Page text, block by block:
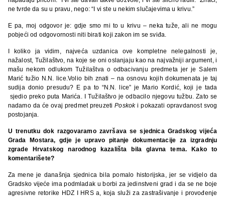
ne tvrde da su u pravu, nego: “I vi ste u nekim slučajevima u krivu.”
E pa, moj odgovor je: gdje smo mi to u krivu – neka tuže, ali ne mogu
pobjeći od odgovornosti niti birati koji zakon im se sviđa.
I koliko ja vidim, najveća uzdanica ove kompletne nelegalnosti je,
nažalost, Tužilaštvo, na koje se oni oslanjaju kao na najvažniji argument, i
mašu nekom odlukom Tužilaštva o odbacivanju predmeta jer je Salem
Marić tužio N.N. lice.Volio bih znati – na osnovu kojih dokumenata je taj
sudija donio presudu? E pa to “N.N. lice” je Mario Kordić, koji je tada
sjedio preko puta Marića. I Tužilaštvo je odbacilo njegovu tužbu. Zato se
nadamo da će ovaj predmet preuzetiPoskoki pokazati opravdanost svog
postojanja.
U trenutku dok razgovaramo završava se sjednica Gradskog vijeća
Grada Mostara, gdje je upravo pitanje dokumentacije za izgradnju
zgrade Hrvatskog narodnog kazališta bila glavna tema. Kako to
komentarišete?
Za mene je današnja sjednica bila pomalo historijska, jer se vidjelo da
Gradsko vijeće ima podmladak u borbi za jedinstveni grad i da se ne boje
agresivne retorike HDZ I HRS a, koja služi za zastrašivanje i provođenje